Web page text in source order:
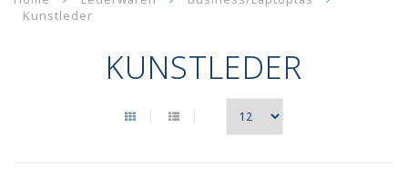
Kunstleder
KUNSTLEDER